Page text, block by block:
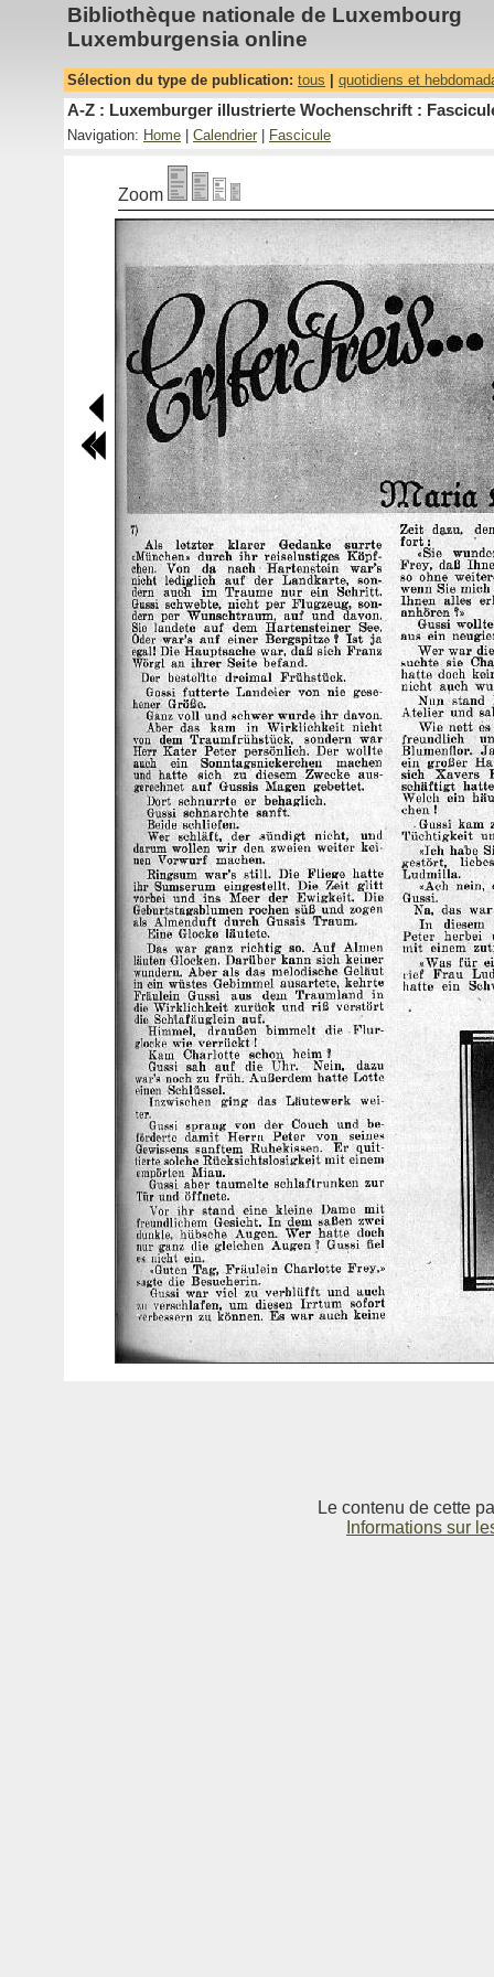
Bibliothèque nationale de Luxembourg
Luxemburgensia online
Sélection du type de publication: tous quotidiens et
A-Z : Luxemburger illustrierte Wochenschrift :
Navigation: Home Calendrier Fascicule
Zoom
Le contenu de cette
Informations sur